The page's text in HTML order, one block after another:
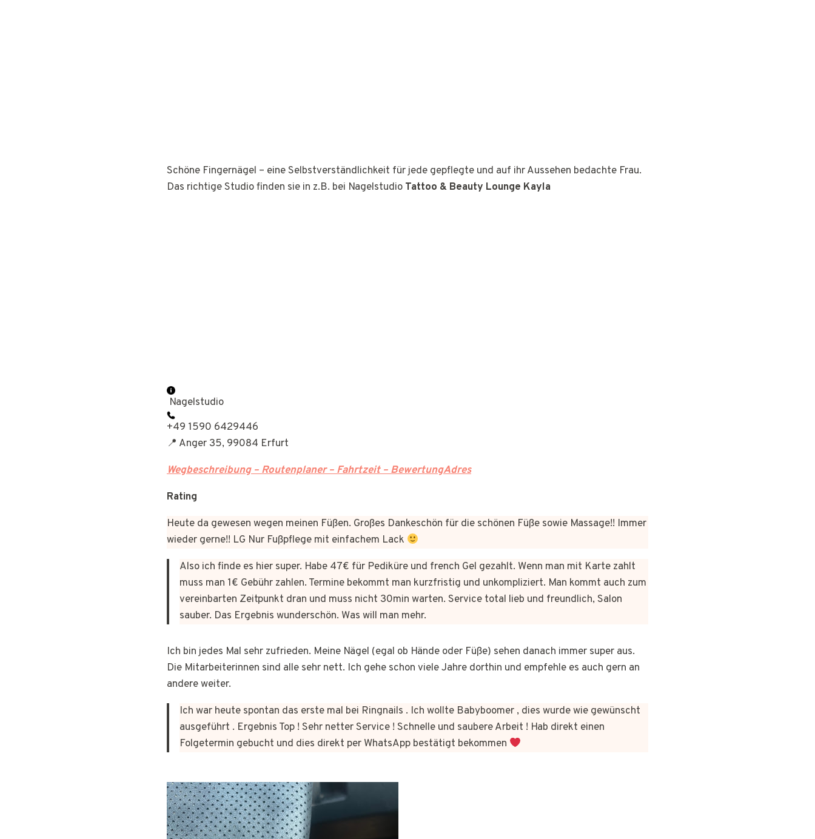
Schöne Fingernägel – eine Selbstverständlichkeit für jede gepflegte und auf ihr Aussehen bedachte Frau.
Das richtige Studio finden sie in z.B. bei Nagelstudio Tattoo & Beauty Lounge Kayla
Nagelstudio
+49 1590 6429446
📍 Anger 35, 99084 Erfurt
Wegbeschreibung – Routenplaner – Fahrtzeit – BewertungAdres
Rating
Heute da gewesen wegen meinen Füßen. Großes Dankeschön für die schönen Füße sowie Massage!! Immer
wieder gerne!! LG Nur Fußpflege mit einfachem Lack
Also ich finde es hier super. Habe 47€ für Pediküre und french Gel gezahlt. Wenn man mit Karte zahlt
muss man 1€ Gebühr zahlen. Termine bekommt man kurzfristig und unkompliziert. Man kommt auch zum
vereinbarten Zeitpunkt dran und muss nicht 30min warten. Service total lieb und freundlich, Salon
sauber. Das Ergebnis wunderschön. Was will man mehr.
Ich bin jedes Mal sehr zufrieden. Meine Nägel (egal ob Hände oder Füße) sehen danach immer super aus.
Die Mitarbeiterinnen sind alle sehr nett. Ich gehe schon viele Jahre dorthin und empfehle es auch gern an
andere weiter.
Ich war heute spontan das erste mal bei Ringnails . Ich wollte Babyboomer , dies wurde wie gewünscht
ausgeführt . Ergebnis Top ! Sehr netter Service ! Schnelle und saubere Arbeit ! Hab direkt einen
Folgetermin gebucht und dies direkt per WhatsApp bestätigt bekommen